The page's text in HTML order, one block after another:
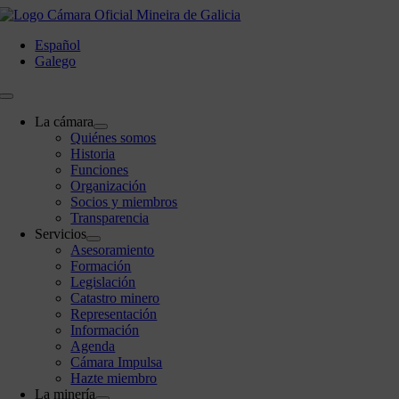
Saltar
contenido
Español
Galego
Toggle
NavigationLa cámara
Quiénes somos
Historia
Funciones
Organización
Socios y miembros
Transparencia
Servicios
Asesoramiento
Formación
Legislación
Catastro minero
Representación
Información
Agenda
Cámara Impulsa
Hazte miembro
La minería